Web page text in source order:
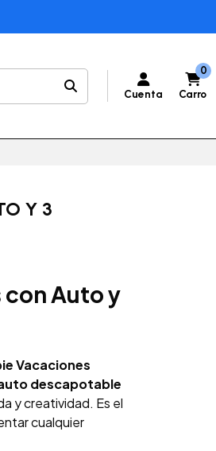
Cuenta
0
Carro
Y 3
Auto y
Vacaciones
descapotable
y creatividad. Es el
cualquier